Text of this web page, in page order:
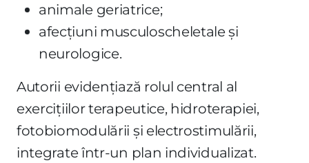
animale geriatrice;
afecțiuni musculoscheletale și
neurologice.
Autorii evidențiază rolul central al
exercițiilor terapeutice, hidroterapiei,
fotobiomodulării și electrostimulării,
integrate într-un plan individualizat.